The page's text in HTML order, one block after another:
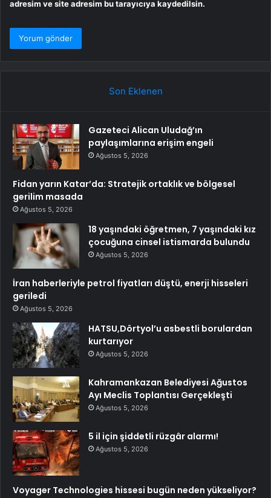
adresim ve site adresim bu tarayıcıya kaydedilsin.
Son Eklenen
Gazeteci Alican Uludağ’ın
paylaşımlarına erişim engeli
Ağustos 5, 2026
Fidan yarın Katar’da: Stratejik ortaklık ve bölgesel
gerilim masada
Ağustos 5, 2026
18 yaşındaki öğretmen, 7 yaşındaki kız
çocuğuna cinsel istismarda bulundu
Ağustos 5, 2026
İran haberleriyle petrol fiyatları düştü, enerji hisseleri
geriledi
Ağustos 5, 2026
HATSU,Dörtyol’u asbestli borulardan
kurtarıyor
Ağustos 5, 2026
Kahramankazan Belediyesi Ağustos
Ayı Meclis Toplantısı Gerçekleşti
Ağustos 5, 2026
5 il için şiddetli rüzgâr alarmı!
Ağustos 5, 2026
Voyager Technologies hissesi bugün neden yükseliyor?